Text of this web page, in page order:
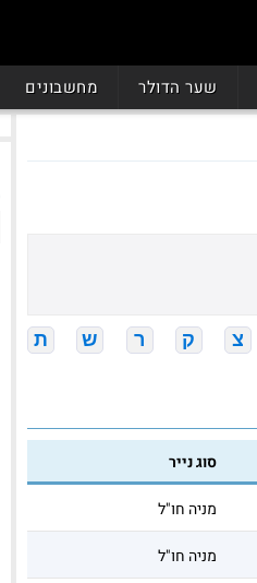
שער הדולר מחשבונים
צ ק ר ש ת
סוג נייר
מניה חו"ל
מניה חו"ל